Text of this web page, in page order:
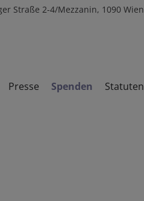
Straße 2-4/Mezzanin, 1090 Wien
Presse Spenden Statuten